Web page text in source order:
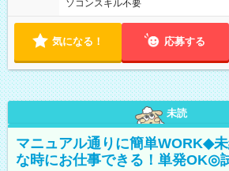
ソコンスキル不要
気になる！ 応募する
未読
マニュアル通りに簡単WORK◆
な時にお仕事できる！単発OK◎